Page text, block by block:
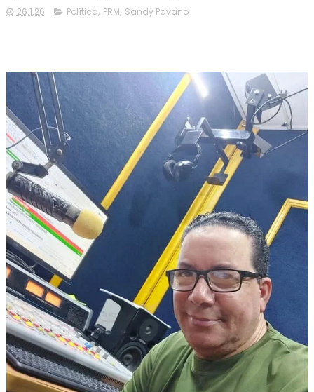
26.1.26 Política, PRM, Sandy Payano